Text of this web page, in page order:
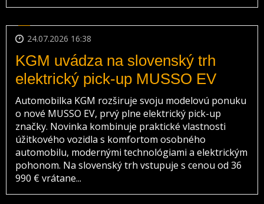
24.07.2026 16:38
KGM uvádza na slovenský trh
elektrický pick-up MUSSO EV
Automobilka KGM rozširuje svoju modelovú ponuku
o nové MUSSO EV, prvý plne elektrický pick-up
značky. Novinka kombinuje praktické vlastnosti
úžitkového vozidla s komfortom osobného
automobilu, modernými technológiami a elektrickým
pohonom. Na slovenský trh vstupuje s cenou od 36
990 € vrátane...